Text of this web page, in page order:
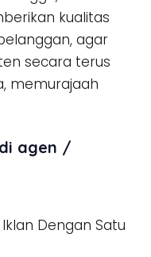
kualitas
agar
secara terus
memurajaah
agen /
Dengan Satu